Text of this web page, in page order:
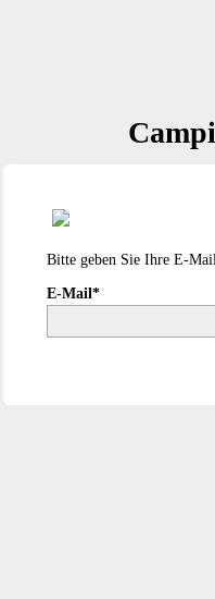
Bitte geben Sie Ihre E-
E-Mail*